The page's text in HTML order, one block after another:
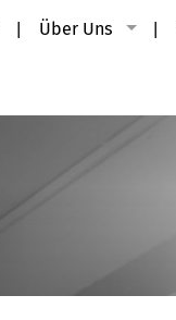
Über Uns